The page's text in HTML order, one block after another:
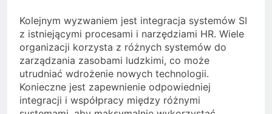
Kolejnym wyzwaniem jest integracja systemów SI
z istniejącymi procesami i narzędziami HR. Wiele
organizacji korzysta z różnych systemów do
zarządzania zasobami ludzkimi, co może
utrudniać wdrożenie nowych technologii.
Konieczne jest zapewnienie odpowiedniej
integracji i współpracy między różnymi